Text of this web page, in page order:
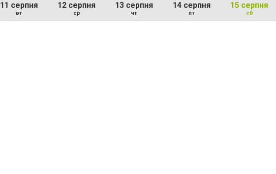
11 серпня
вт
12 серпня
ср
13 серпня
чт
14 серпня
пт
15 серпня
сб